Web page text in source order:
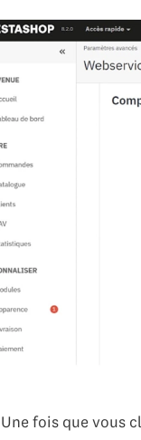
Une fois que vous